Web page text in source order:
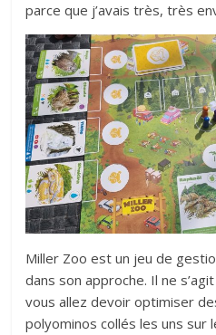
parce que j’avais très, très
Miller Zoo est un jeu de
dans son approche. Il ne
vous allez devoir optimiser
polyominos collés les uns sur